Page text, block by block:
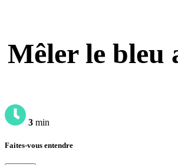
Mêler le bleu
3 min
Faites-vous entendre